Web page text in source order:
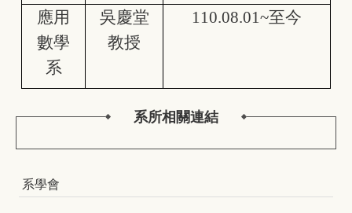
應用
數學
系
吳慶堂
教授
110.08.01~至今
系所相關連結
系學會